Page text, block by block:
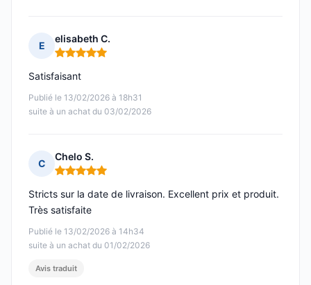
E
elisabeth C.
Note : 5 sur 5
Publié le 13/02/2026 à 18h31
suite à un achat du 03/02/2026
Satisfaisant
C
Chelo S.
Note : 5 sur 5
Publié le 13/02/2026 à 14h34
suite à un achat du 01/02/2026
Stricts sur la date de livraison. Excellent prix et produit.
Très satisfaite
Avis traduit